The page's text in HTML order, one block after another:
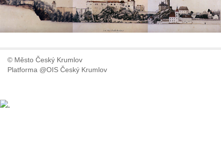
© Město Český Krumlov
Platforma @OIS Český Krumlov